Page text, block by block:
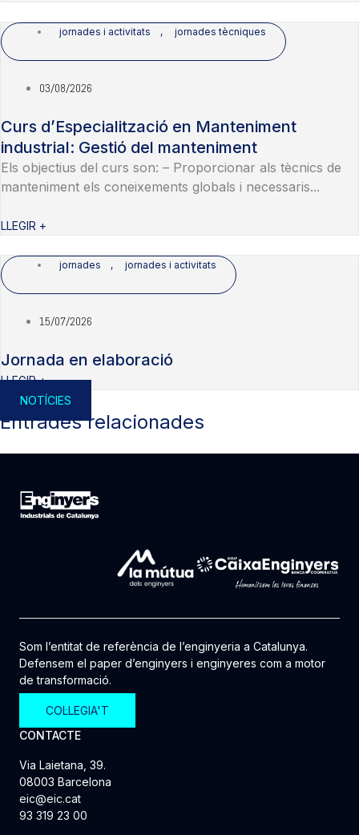
jornades i activitats , jornades tècniques
03/08/2026
Curs d’Especialització en Manteniment
industrial: Gestió del manteniment
Els objectius del curs son: – Proporcionar als tècnics de
manteniment els coneixements globals i necessaris...
LLEGIR +
jornades , jornades i activitats
15/07/2026
Jornada en elaboració
LLEGIR +
NOTÍCIES
Entrades relacionades
Som l’entitat de referència de l’enginyeria a Catalunya.
Defensem el paper d’enginyers i enginyeres com a motor
de transformació.
COL·LEGIA'T
CONTACTE
Via Laietana, 39.
08003 Barcelona
eic@eic.cat
93 319 23 00